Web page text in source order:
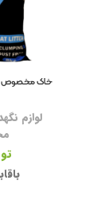
لوازم